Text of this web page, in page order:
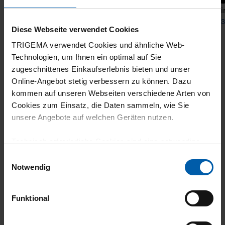
Diese Webseite verwendet Cookies
TRIGEMA verwendet Cookies und ähnliche Web-
Technologien, um Ihnen ein optimal auf Sie
zugeschnittenes Einkaufserlebnis bieten und unser
Online-Angebot stetig verbessern zu können. Dazu
kommen auf unseren Webseiten verschiedene Arten von
Cookies zum Einsatz, die Daten sammeln, wie Sie
unsere Angebote auf welchen Geräten nutzen.
grundlegende Funktionen wie etwa zur Auswahl und
gewährleisten.
Notwendig
Funktional
T-Shirt DELUXE Cotton T-
from